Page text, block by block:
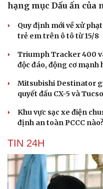
hạng mục Dấu ấn của
Quy định mới về xử
trẻ em trên ô tô từ 15/8
Triumph Tracker 400
độc đáo, động cơ mạnh
Mitsubishi Destinator
quyết đấu CX-5 và
Khu vực sạc xe điện
định an toàn PCCC nào?
TIN 24H